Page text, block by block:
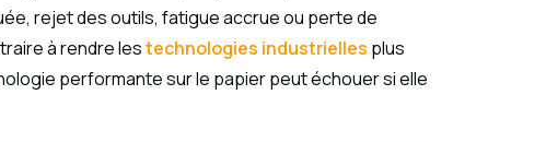
rejet des outils, fatigue accrue ou perte de
à rendre lestechnologies industrielles plus
performante sur le papier peut échouer si elle